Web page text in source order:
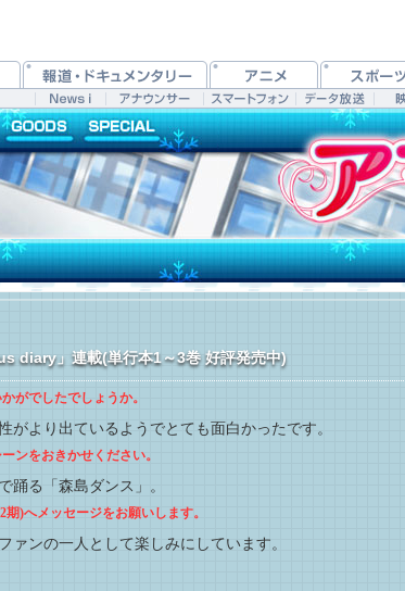
diary」連載(単行本1～3巻 好評発売中)
がでしたでしょうか。
がより出ているようでとても面白かったです。
ンをおきかせください。
踊る「森島ダンス」。
)へメッセージをお願いします。
ンの一人として楽しみにしています。